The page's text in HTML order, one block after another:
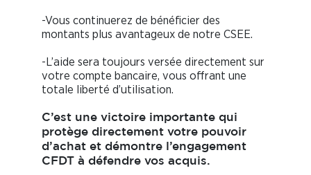
-Vous continuerez de bénéficier des
montants plus avantageux de notre CSEE.
-L’aide sera toujours versée directement sur
votre compte bancaire, vous offrant une
totale liberté d’utilisation.
C’est une victoire importante qui
protège directement votre pouvoir
d’achat et démontre l’engagement
CFDT à défendre vos acquis.